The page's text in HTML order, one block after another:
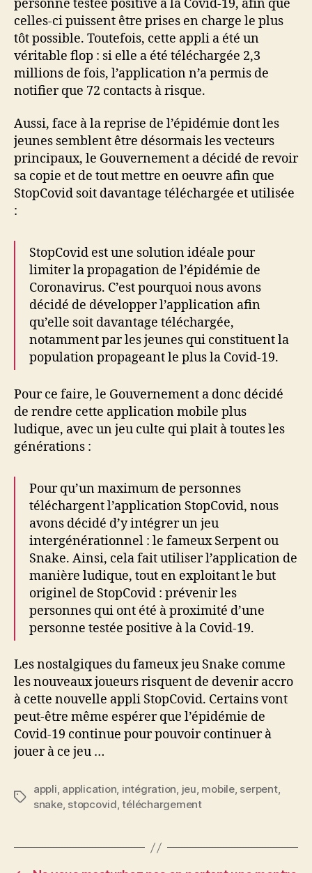
personne testée positive à la Covid-19, afin que
celles-ci puissent être prises en charge le plus
tôt possible. Toutefois, cette appli a été un
véritable flop : si elle a été téléchargée 2,3
millions de fois, l’application n’a permis de
notifier que 72 contacts à risque.
Aussi, face à la reprise de l’épidémie dont les
jeunes semblent être désormais les vecteurs
principaux, le Gouvernement a décidé de revoir
sa copie et de tout mettre en oeuvre afin que
StopCovid soit davantage téléchargée et utilisée
:
StopCovid est une solution idéale pour
limiter la propagation de l’épidémie de
Coronavirus. C’est pourquoi nous avons
décidé de développer l’application afin
qu’elle soit davantage téléchargée,
notamment par les jeunes qui constituent la
population propageant le plus la Covid-19.
Pour ce faire, le Gouvernement a donc décidé
de rendre cette application mobile plus
ludique, avec un jeu culte qui plait à toutes les
générations :
Pour qu’un maximum de personnes
téléchargent l’application StopCovid, nous
avons décidé d’y intégrer un jeu
intergénérationnel : le fameux Serpent ou
Snake. Ainsi, cela fait utiliser l’application de
manière ludique, tout en exploitant le but
originel de StopCovid : prévenir les
personnes qui ont été à proximité d’une
personne testée positive à la Covid-19.
Les nostalgiques du fameux jeu Snake comme
les nouveaux joueurs risquent de devenir accro
à cette nouvelle appli StopCovid. Certains vont
peut-être même espérer que l’épidémie de
Covid-19 continue pour pouvoir continuer à
jouer à ce jeu …
Étiquettes
appli, application, intégration, jeu, mobile, serpent,
snake, stopcovid,téléchargement